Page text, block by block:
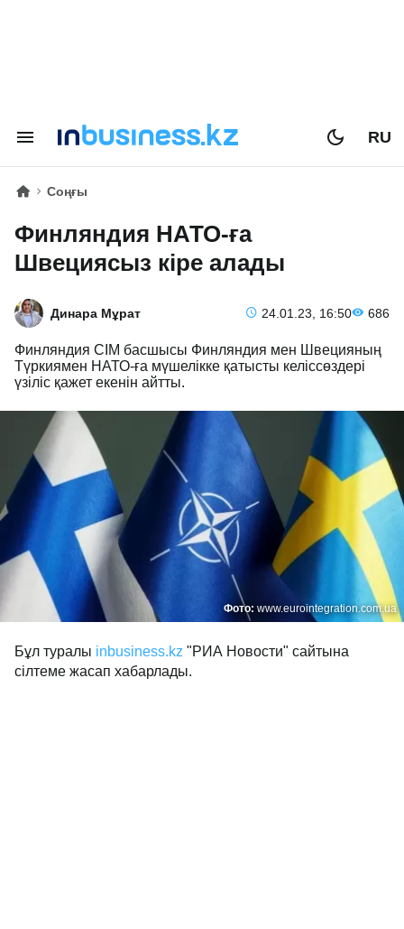
RU
Соңғы
Финляндия НАТО-ға
Швециясыз кіре алады
Динара Мұрат 24.01.23, 16:50 686
Финляндия СІМ басшысы Финляндия мен Швецияның
Түркиямен НАТО-ға мүшелікке қатысты келіссөздері
үзіліс қажет екенін айтты.
Фото: www.eurointegration.com.ua
Бұл туралы inbusiness.kz "РИА Новости" сайтына
сілтеме жасап хабарлады.